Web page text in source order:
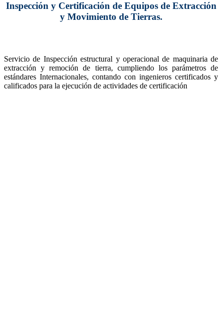
Inspección y Certificación de Equipos de Extracción
y Movimiento de Tierras.
Servicio de Inspección estructural y operacional de maquinaria de
extracción y remoción de tierra, cumpliendo los parámetros de
estándares Internacionales, contando con ingenieros certificados y
calificados para la ejecución de actividades de certificación